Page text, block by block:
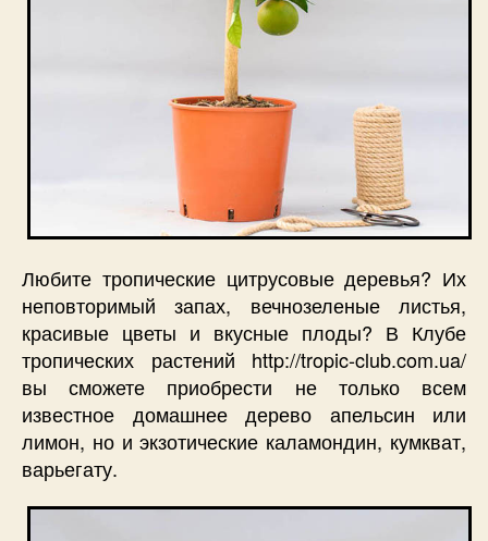
Любите тропические цитрусовые деревья? Их
неповторимый запах, вечнозеленые листья,
красивые цветы и вкусные плоды? В Клубе
тропических растений http://tropic-club.com.ua/
вы сможете приобрести не только всем
известное домашнее дерево апельсин или
лимон, но и экзотические каламондин, кумкват,
варьегату.